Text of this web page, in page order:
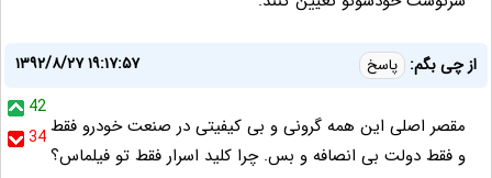
از چی بگم: پاسخ
۱۳۹۲/۸/۲۷ ۱۹:۱۷:۵۷
42
34مقصر اصلی این همه گرونی و بی کیفیتی در صنعت خودرو فقط
و فقط دولت بی انصافه و بس. چرا کلید اسرار فقط تو فیلماس؟